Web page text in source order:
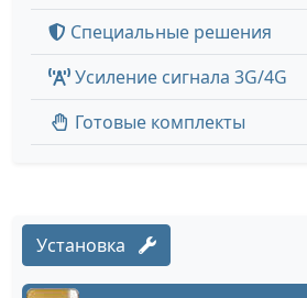
Специальные решения
Усиление сигнала 3G/4G
Готовые комплекты
Установка